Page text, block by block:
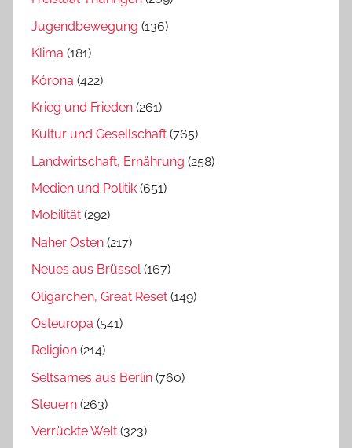
Jugendbewegung (136)
Klima (181)
Kórona (422)
Krieg und Frieden (261)
Kultur und Gesellschaft (765)
Landwirtschaft, Ernährung (258)
Medien und Politik (651)
Mobilität (292)
Naher Osten (217)
Neues aus Brüssel(167)
Oligarchen, Great Reset (149)
Osteuropa (541)
Religion (214)
Seltsames aus Berlin (760)
Steuern (263)
Verrückte Welt (323)